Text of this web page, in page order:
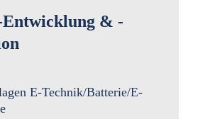
& -
E-Technik/Batterie/E-